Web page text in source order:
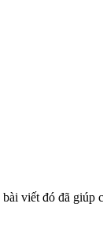
viết đó đã giúp